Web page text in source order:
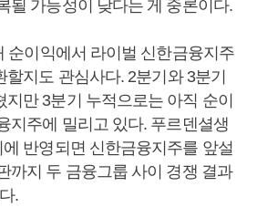
될 가능성이 낮다는 게 중론이다.
순이익에서 라이벌 신한금융지주
지도 관심사다. 2분기와 3분기
만 3분기 누적으로는 아직 순이
지주에 밀리고 있다. 푸르덴셜생
반영되면 신한금융지주를 앞설
까지 두 금융그룹 사이 경쟁 결과
.